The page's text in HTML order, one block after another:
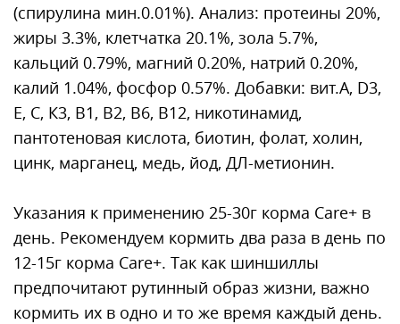
(спирулина мин.0.01%). Анализ: протеины 20%,
жиры 3.3%, клетчатка 20.1%, зола 5.7%,
кальций 0.79%, магний 0.20%, натрий 0.20%,
калий 1.04%, фосфор 0.57%. Добавки: вит.А, D3,
Е, С, К3, В1, В2, В6, В12, никотинамид,
пантотеновая кислота, биотин, фолат, холин,
цинк, марганец, медь, йод, ДЛ-метионин.
Указания к применению 25-30г корма Care+ в
день. Рекомендуем кормить два раза в день по
12-15г корма Care+. Так как шиншиллы
предпочитают рутинный образ жизни, важно
кормить их в одно и то же время каждый день.